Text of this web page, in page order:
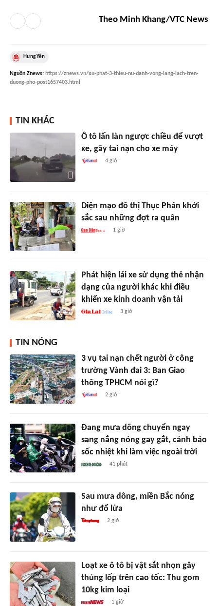
Theo Minh Khang/VTC News
Hưng Yên
Nguồn Znews: https://znews.vn/xu-phat-3-thieu-nu-danh-vong-lang-lach-tren-
duong-pho-post1657403.html
TIN KHÁC
Ô tô lấn làn ngược chiều để vượt
xe, gây tai nạn cho xe máy
4 giờ
Diện mạo đô thị Thục Phán khởi
sắc sau những đợt ra quân
1 giờ
Phát hiện lái xe sử dụng thẻ nhận
dạng của người khác khi điều
khiển xe kinh doanh vận tải
3 giờ
TIN NÓNG
3 vụ tai nạn chết người ở công
trường Vành đai 3: Ban Giao
thông TPHCM nói gì?
2 giờ
Đang mưa dông chuyển ngay
sang nắng nóng gay gắt, cảnh báo
sốc nhiệt khi làm việc ngoài trời
41 phút
Sau mưa dông, miền Bắc nóng
như đổ lửa
2 giờ
Loạt xe ô tô bị vật sắt nhọn gây
thủng lốp trên cao tốc: Thu gom
10kg kim loại
1 giờ